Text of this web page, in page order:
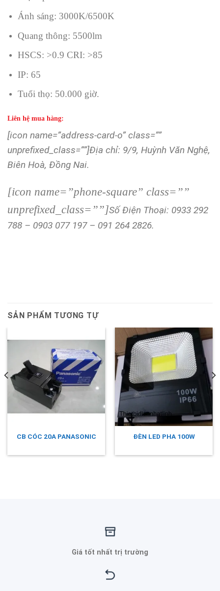
Ánh sáng: 3000K/6500K
Quang thông: 5500lm
HSCS: >0.9 CRI: >85
IP: 65
Tuổi thọ: 50.000 giờ.
Liên hệ mua hàng:
[icon name=”address-card-o” class=””
unprefixed_class=””]Địa chỉ: 9/9, Huỳnh Văn Nghệ,
Biên Hoà, Đồng Nai.
[icon name=”phone-square” class=””
unprefixed_class=””]Số Điện Thoại: 0933 292
788 – 0903 077 197 – 091 264 2826.
SẢN PHẨM TƯƠNG TỰ
CB CÓC 20A PANASONIC ĐÈN LED PHA 100W
Giá tốt nhất trị trường